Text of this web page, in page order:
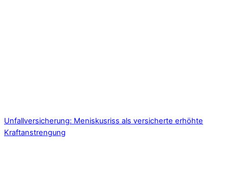
Unfallversicherung: Meniskusriss als versicherte erhöhte
Kraftanstrengung